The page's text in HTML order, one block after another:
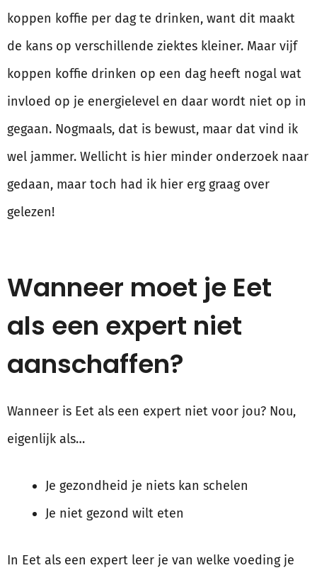
koppen koffie per dag te drinken, want dit maakt
de kans op verschillende ziektes kleiner. Maar vijf
koppen koffie drinken op een dag heeft nogal wat
invloed op je energielevel en daar wordt niet op in
gegaan. Nogmaals, dat is bewust, maar dat vind ik
wel jammer. Wellicht is hier minder onderzoek naar
gedaan, maar toch had ik hier erg graag over
gelezen!
Wanneer moet je Eet
als een expert niet
aanschaffen?
Wanneer is Eet als een expert niet voor jou? Nou,
eigenlijk als…
Je gezondheid je niets kan schelen
Je niet gezond wilt eten
In Eet als een expert leer je van welke voeding je